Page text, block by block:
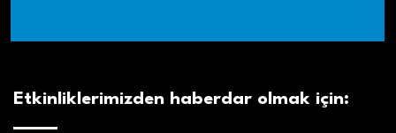
Etkinliklerimizden haberdar olmak için: